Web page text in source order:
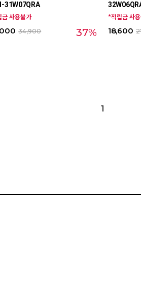
31W07QRA
사용불가
37%
34,900
*적립금 사
18,600
1